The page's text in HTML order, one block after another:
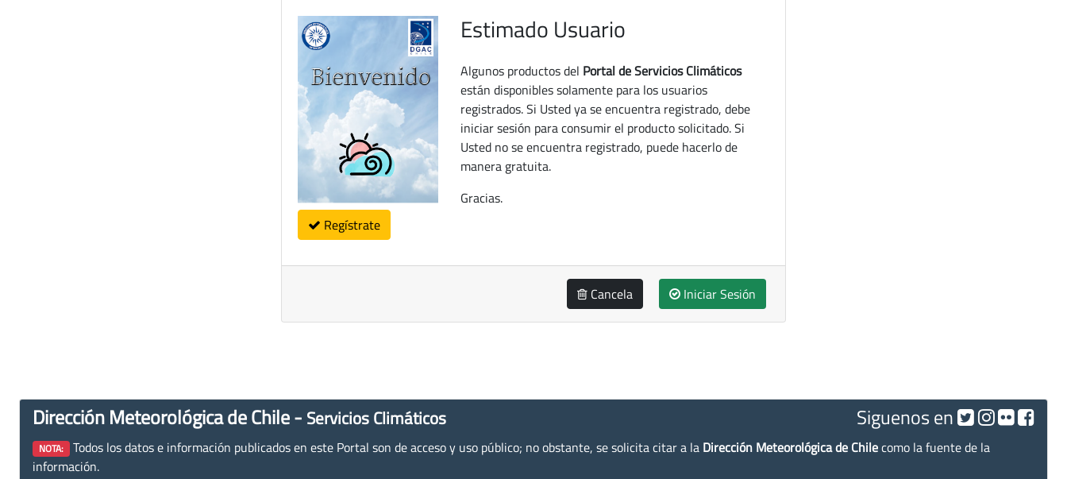
Regístrate
Estimado Usuario
Algunos productos del Portal de Servicios Climáticos
están disponibles solamente para los usuarios
registrados. Si Usted ya se encuentra registrado, debe
iniciar sesión para consumir el producto solicitado. Si
Usted no se encuentra registrado, puede hacerlo de
manera gratuita.
Gracias.
Cancela Iniciar Sesión
Dirección Meteorológica de Chile - Servicios Climáticos Siguenos en
NOTA: Todos los datos e información publicados en este Portal son de acceso y uso público; no obstante, se solicita citar a la Dirección Meteorológica de Chilecomo la fuente de la
información.